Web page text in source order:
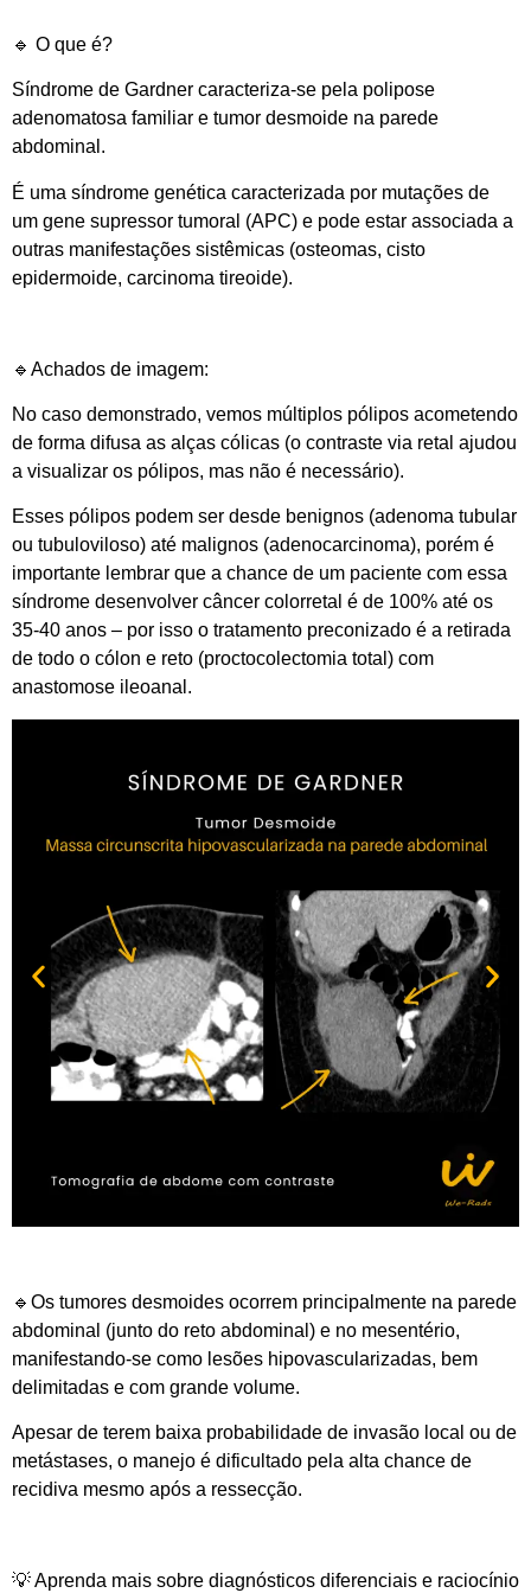
🔹 O que é?
Síndrome de Gardner caracteriza-se pela polipose
adenomatosa familiar e tumor desmoide na parede
abdominal.
É uma síndrome genética caracterizada por mutações de
um gene supressor tumoral (APC) e pode estar associada a
outras manifestações sistêmicas (osteomas, cisto
epidermoide, carcinoma tireoide).
🔹Achados de imagem:
No caso demonstrado, vemos múltiplos pólipos acometendo
de forma difusa as alças cólicas (o contraste via retal ajudou
a visualizar os pólipos, mas não é necessário).
Esses pólipos podem ser desde benignos (adenoma tubular
ou tubuloviloso) até malignos (adenocarcinoma), porém é
importante lembrar que a chance de um paciente com essa
síndrome desenvolver câncer colorretal é de 100% até os
35-40 anos – por isso o tratamento preconizado é a retirada
de todo o cólon e reto (proctocolectomia total) com
anastomose ileoanal.
🔹 Os tumores desmoides ocorrem principalmente na parede
abdominal (junto do reto abdominal) e no mesentério,
manifestando-se como lesões hipovascularizadas, bem
delimitadas e com grande volume.
Apesar de terem baixa probabilidade de invasão local ou de
metástases, o manejo é dificultado pela alta chance de
recidiva mesmo após a ressecção.
💡 Aprenda mais sobre diagnósticos diferenciais e raciocínio